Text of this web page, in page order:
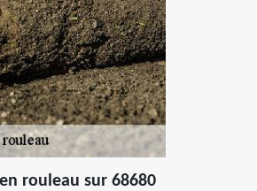
rouleau sur 68680